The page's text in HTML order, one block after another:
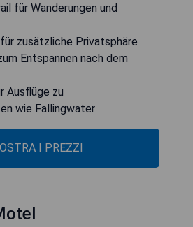
für Wanderungen und
zusätzliche Privatsphäre
Entspannen nach dem
Ausflüge zu
wie Fallingwater
I PREZZI